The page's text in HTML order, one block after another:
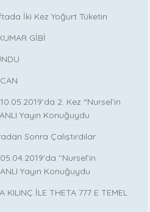
İki Kez Yoğurt Tüketin
GİBİ
2. Kez “Nursel’in
Yayın Konuğuydu
Sonra Çalıştırdılar
''Nursel’in
Yayın Konuğuydu
KILINÇ İLE THETA 777 E TEMEL